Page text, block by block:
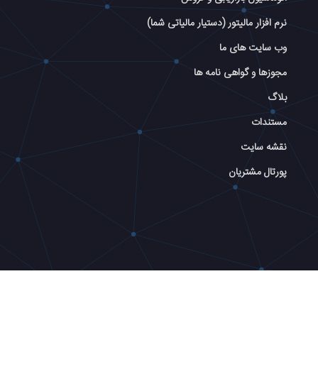
نرم افزار مالیتور (دستیار مالیاتی شما)
وب سایت های ما
مجوزها و گواهی نامه ها
بلاگ
مستندات
نقشه سایت
پورتال مشتریان